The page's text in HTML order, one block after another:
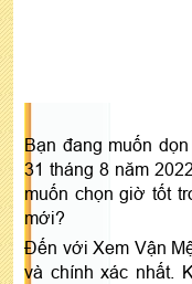
Bạn đang muốn
31 tháng 8 năm
muốn chọn giờ tốt
mới?
Đến với Xem Vận
và chính xác nhất.